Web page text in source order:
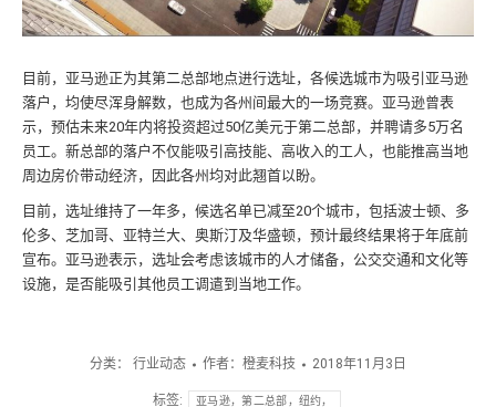
目前，亚马逊正为其第二总部地点进行选址，各候选城市为吸引亚马逊
落户，均使尽浑身解数，也成为各州间最大的一场竞赛。亚马逊曾表
示，预估未来20年内将投资超过50亿美元于第二总部，并聘请多5万名
员工。新总部的落户不仅能吸引高技能、高收入的工人，也能推高当地
周边房价带动经济，因此各州均对此翘首以盼。
目前，选址维持了一年多，候选名单已减至20个城市，包括波士顿、多
伦多、芝加哥、亚特兰大、奥斯汀及华盛顿，预计最终结果将于年底前
宣布。亚马逊表示，选址会考虑该城市的人才储备，公交交通和文化等
设施，是否能吸引其他员工调遣到当地工作。
分类： 行业动态 作者： 橙麦科技 2018年11月3日
标签: 亚马逊，第二总部，纽约，